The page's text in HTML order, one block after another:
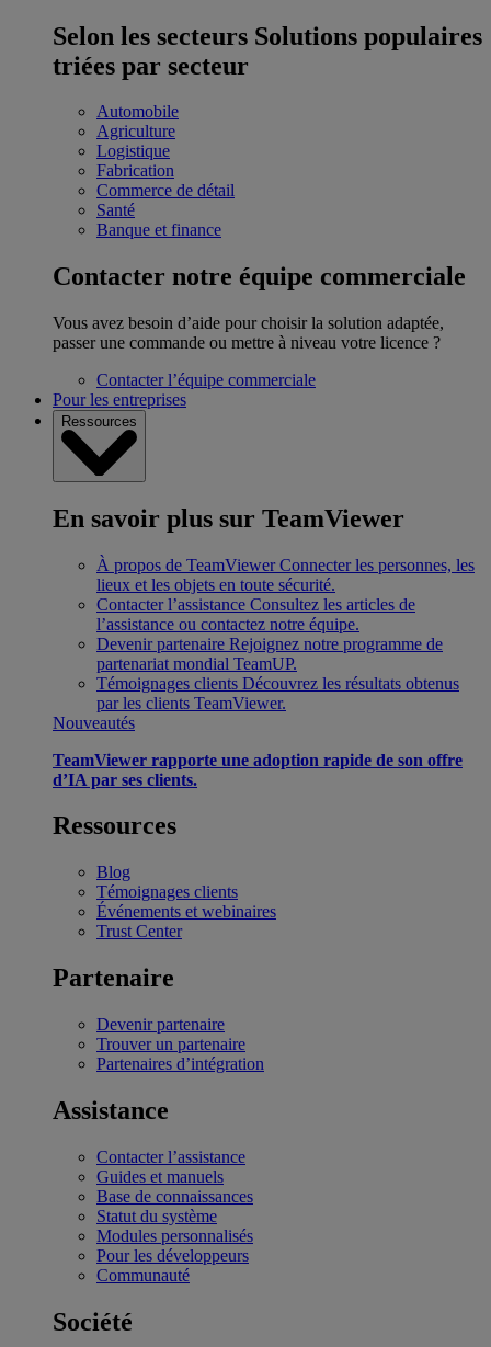
Selon les secteurs Solutions populaires
triées par secteur
Automobile
Agriculture
Logistique
Fabrication
Commerce de détail
Santé
Banque et finance
Contacter notre équipe commerciale
Vous avez besoin d’aide pour choisir la solution adaptée,
passer une commande ou mettre à niveau votre licence ?
Contacter l’équipe commerciale
Pour les entreprises
Ressources
En savoir plus sur TeamViewer
À propos de TeamViewer Connecter les personnes, les
lieux et les objets en toute sécurité.
Contacter l’assistance Consultez les articles de
l’assistance ou contactez notre équipe.
Devenir partenaire Rejoignez notre programme de
partenariat mondial TeamUP.
Témoignages clients Découvrez les résultats obtenus
par les clients TeamViewer.
Nouveautés
TeamViewer rapporte une adoption rapide de son offre
d’IA par ses clients.
Ressources
Blog
Témoignages clients
Événements et webinaires
Trust Center
Partenaire
Devenir partenaire
Trouver un partenaire
Partenaires d’intégration
Assistance
Contacter l’assistance
Guides et manuels
Base de connaissances
Statut du système
Modules personnalisés
Pour les développeurs
Communauté
Société